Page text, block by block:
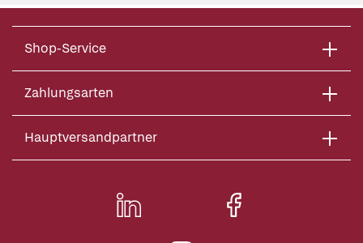
Shop-Service
Zahlungsarten
Hauptversandpartner